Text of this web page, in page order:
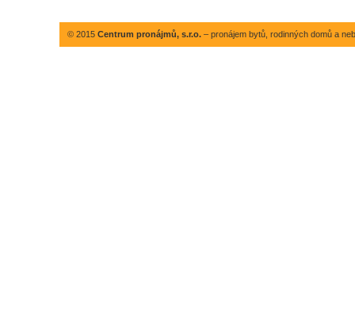
© 2015 Centrum pronájmů, s.r.o.– pronájem bytů, rodinných domů a